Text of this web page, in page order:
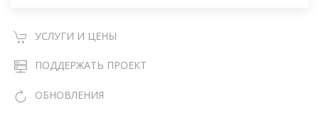
УСЛУГИ И ЦЕНЫ
ПОДДЕРЖАТЬ ПРОЕКТ
ОБНОВЛЕНИЯ